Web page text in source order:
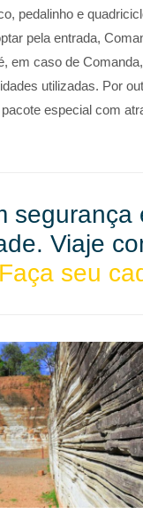
pedalinho e
pela entrada,
em caso de
utilizadas. Por
especial com
segurança
Viaje
Faça seu